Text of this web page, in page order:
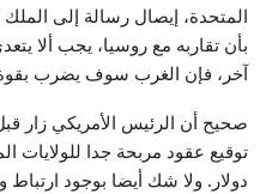
المتحدة، إيصال رسالة إلى
بأن تقاربه مع روسيا، يجب ألا
آخر، فإن الغرب سوف يضرب
صحيح أن الرئيس الأمريكي زار
دولار. ولا شك أيضا بوجود ارتباط